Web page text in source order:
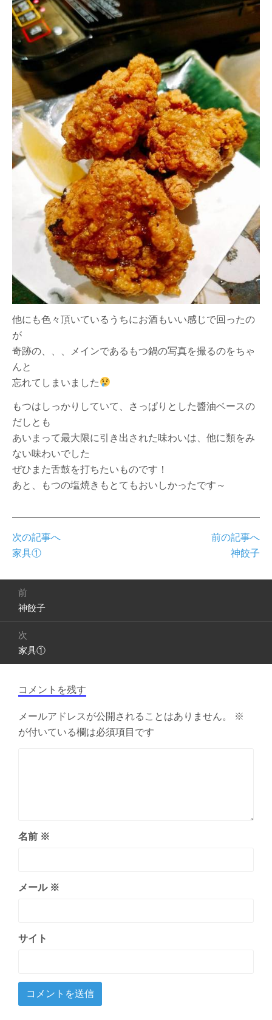
他にも色々頂いているうちにお酒もいい感じで回ったの
が
奇跡の、、、メインであるもつ鍋の写真を撮るのをちゃ
んと
忘れてしまいました
もつはしっかりしていて、さっぱりとした醬油ベースの
だしとも
あいまって最大限に引き出された味わいは、他に類をみ
ない味わいでした
ぜひまた舌鼓を打ちたいものです！
あと、もつの塩焼きもとてもおいしかったです～
前の記事へ
神餃子
次の記事へ
家具①
前
前
投
稿:
神餃子
次
次
の
稿:
家具①
コメントを残す
メールアドレスが公開されることはありません。
※
が付いている欄は必須項目です
名前 ※
メール ※
サイト